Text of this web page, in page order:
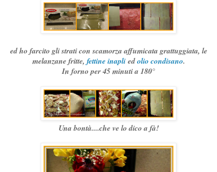
ed ho farcito gli strati con scamorza affumicata grattuggiata, le
melanzane fritte, fettine inapliedolio condisano.
In forno per 45 minuti a 180°
Una bontà....che ve lo dico a fà!